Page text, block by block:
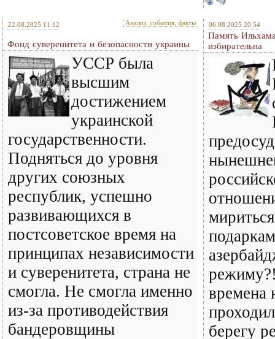
22.08.2025 11:12 Анализ, события, факты
Фонд суверенитета и безопасности украины
УССР была
высшим
достижением
украинской
государственности.
Подняться до уровня
других союзных
республик, успешно
развивающихся в
постсоветское время на
принципах независимости
и суверенитета, страна не
смогла. Не смогла именно
из-за противодействия
бандеровщины
06.08.2025 20:54
Память
избирательна
времена
берегу